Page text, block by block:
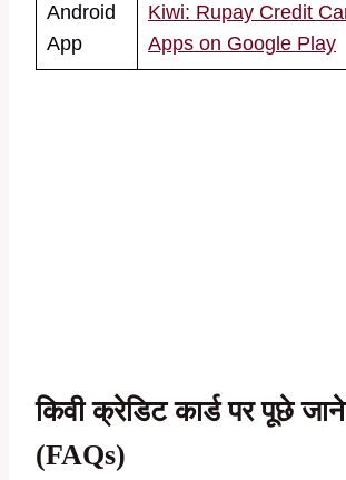
Android
App
Kiwi: Rupay Credit
Apps on Google Play
किवी क्रेडिट कार्ड पर पूछे
(FAQs)